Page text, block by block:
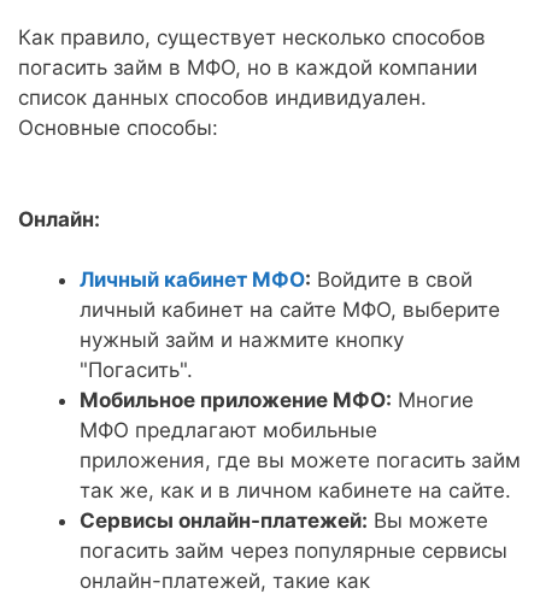
Как правило, существует несколько способов
погасить займ в МФО, но в каждой компании
список данных способов индивидуален.
Основные способы:
Онлайн:
Личный кабинет МФО: Войдите в свой
личный кабинет на сайте МФО, выберите
нужный займ и нажмите кнопку
"Погасить".
Мобильное приложение МФО: Многие
МФО предлагают мобильные
приложения, где вы можете погасить займ
так же, как и в личном кабинете на сайте.
Сервисы онлайн-платежей: Вы можете
погасить займ через популярные сервисы
онлайн-платежей, такие как